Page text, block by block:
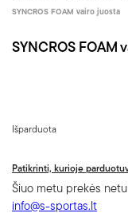
SYNCROS FOAM vairo juosta
SYNCROS FOAM
Išparduota
Patikrinti, kurioje
Šiuo metu prekės
info@s-sportas.lt